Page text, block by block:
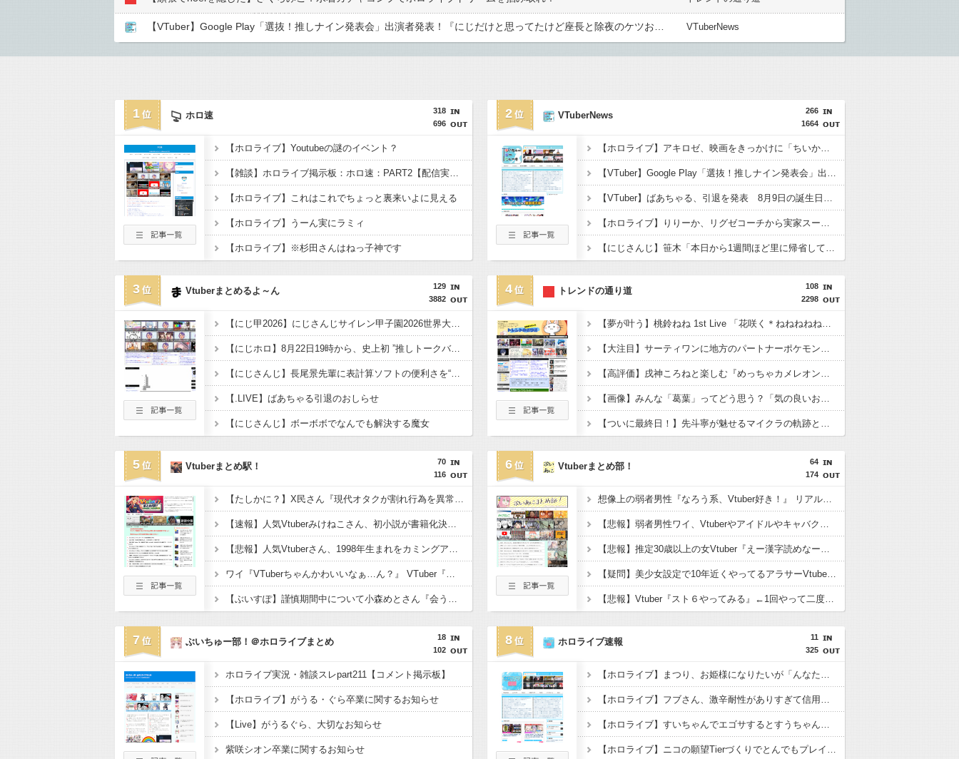
VTuberNews
1
318
696
ホロ速
【ホロライブ】Youtubeの謎のイベント？
【雑談】ホロライブ掲示板：ホロ速：PART2【配信実況可】
【ホロライブ】これはこれでちょっと裏来いよに見える
【ホロライブ】うーん実にラミィ
【ホロライブ】※杉田さんはねっ子神です
2
266
1664
VTuberNews
【ホロライブ】アキロゼ、映画をきっかけに「ちいかわ」にどハマり「今では毎晩1時間くらい見ながら入眠しています」
【VTuber】Google Play「選抜！推しナイン発表会」出演者発表！『にじだけと思ってたけど座長と除夜のケツおるやんけ』
【VTuber】ばあちゃる、引退を発表 8月9日の誕生日配信で詳細を説明「ずっと続けられなくて本当にごめんなさい」【8/9(日)15:00】
【ホロライブ】りりーか、リグゼコーチから実家スーパーのフルーツ盛り合わせをもらう「シャインマスカット甘～～～～～い」
【にじさんじ】笹木「本日から1週間ほど里に帰省してくるやよ～。久々に京都満喫してくるっ！」
3
129
3882
Vtuberまとめるよ～ん
【にじ甲2026】にじさんじサイレン甲子園2026世界大会！妖怪ってやっぱ変だわ
【にじホロ】8月22日19時から、史上初 ”推しトークバラエティ” 番組 ◤選抜！推しナイン発表会◢
【にじさんじ】長尾景先輩に表計算ソフトの便利さを“理解”らせる！クソみたいなファイル名やめろ
【.LIVE】ばあちゃる引退のおしらせ
【にじさんじ】ボーボボでなんでも解決する魔女
4
108
2298
トレンドの通り道
【夢が叶う】桃鈴ねね 1st Live 「花咲く＊ねねねねねねねね超開花！」！アイドル魂を完全網羅
【大注目】サーティワンに地方のパートナーポケモンたちが大集合！新作フレーバーやモンスターボール型の商品など見どころ満載の“31ポケ夏！”キャンペーンが8月1日より堂々開催！
【高評価】戌神ころねと楽しむ『めっちゃカメレオン』の爆笑プレイ
【画像】みんな「葛葉」ってどう思う？「気の良いお兄ちゃん」
【ついに最終日！】先斗寧が魅せるマイクラの軌跡と感動のフィナーレ！
5
70
116
Vtuberまとめ駅！
【たしかに？】X民さん『現代オタクが割れ行為を異常に叩く理由、ソシャゲとVTuberしか追ってない"一般人"だからです』
【速報】人気Vtuberみけねこさん、初小説が書籍化決定してしまうwwwww←み！さんなんでもやるなあ
【悲報】人気Vtuberさん、1998年生まれをカミングアウトwwwww
ワイ『VTuberちゃんかわいいなぁ…ん？』 VTuber『（2000年代のアニメやバラエティを語り出す）』
【ぶいすぽ】謹慎期間中について小森めとさん『会うこともないし話すこともない』
6
64
174
Vtuberまとめ部！
想像上の弱者男性『なろう系、Vtuber好き！』 リアル弱者男性『哲学、古典文学、世界史。(ﾒｶﾞﾈｸｲ)』
【悲報】弱者男性ワイ、Vtuberやアイドルやキャバクラに金を使いまくる奴が理解できない…
【悲報】推定30歳以上の女Vtuber『えー漢字読めなーいわかんなーい』 キッズリスナー『！？』
【疑問】美少女設定で10年近くやってるアラサーVtuberとか痛いとしか思えないんだが興奮するもんなの？
【悲報】Vtuber『スト６やってみる』←1回やって二度とやらないパターン多すぎだろｗｗｗｗ
7
18
102
ぶいちゅー部！＠ホロライブまとめ
ホロライブ実況・雑談スレpart211【コメント掲示板】
【ホロライブ】がうる・ぐら卒業に関するお知らせ
【Live】がうるぐら、大切なお知らせ
紫咲シオン卒業に関するお知らせ
8
11
325
ホロライブ速報
【ホロライブ】まつり、お姫様になりたいが「んなたんには勝てねえなと思ってw」
【ホロライブ】フブさん、激辛耐性がありすぎて信用が全く無く妖怪扱いさらてしまうｗ
【ホロライブ】すいちゃんでエゴサするとすうちゃんも一緒に出てくるのでなんの配信をしているか詳しいすいちゃん
【ホロライブ】ニコの願望Tierづくりでとんでもプレイに付き合わされるおかゆんw